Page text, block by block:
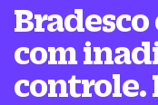
com
controle.